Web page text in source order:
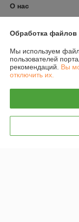
О нас
Контакты
Доставка и оплата
График работы
Политика
Обработка файлов
Мы используем
пользователей
рекомендаций. Вы
отключить их.